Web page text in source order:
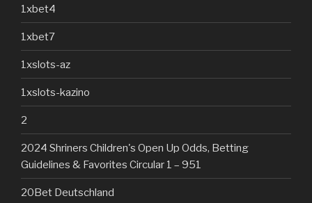
1xbet4
1xbet7
1xslots-az
1xslots-kazino
2
2024 Shriners Children's Open Up Odds, Betting
Guidelines & Favorites Circular 1 – 951
20Bet Deutschland